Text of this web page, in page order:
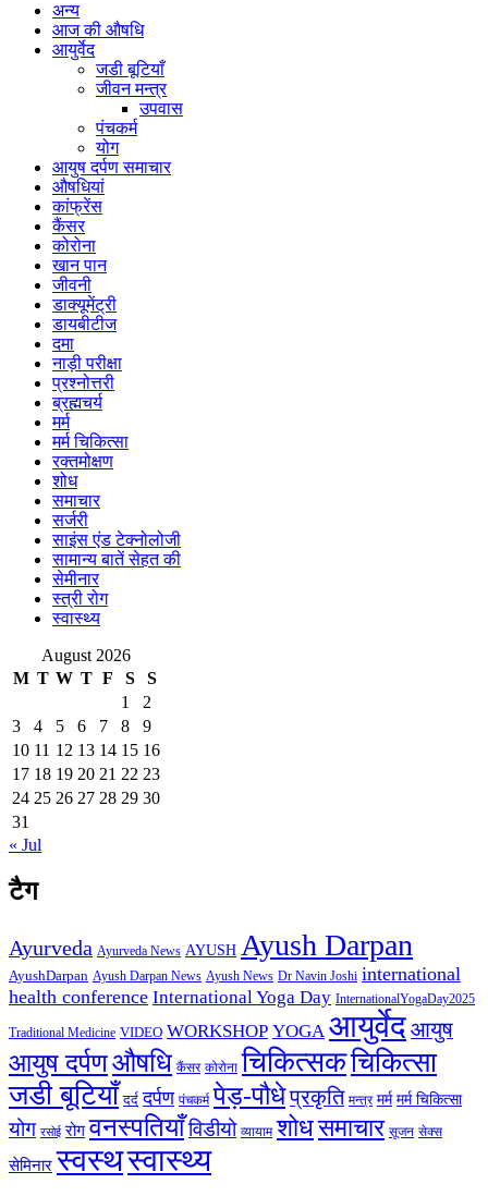
अन्य
आज की औषधि
आयुर्वेद
जडी बूटियाँ
जीवन मन्त्र
उपवास
पंचकर्म
योग
आयुष दर्पण समाचार
औषधियां
कांफ्रेंस
कैंसर
कोरोना
खान पान
जीवनी
डाक्यूमेंट्री
डायबीटीज
दमा
नाड़ी परीक्षा
प्रश्नोत्तरी
ब्रह्मचर्य
मर्म
मर्म चिकित्सा
रक्तमोक्षण
शोध
समाचार
सर्जरी
साइंस एंड टेक्नोलोजी
सामान्य बातें सेहत की
सेमीनार
स्त्री रोग
स्वास्थ्य
August 2026
M T W T F S
S
1
2
3
4 5 6 7 8
9
10 11 12 13 14 15 16
17 18 19 20 21 22 23
24 25 26 27 28 29 30
31
« Jul
टैग
Ayurveda Ayurveda News AYUSH Ayush Darpan
AyushDarpan Ayush Darpan News Ayush News Dr Navin Joshi international
health conference International Yoga Day InternationalYogaDay2025
Traditional Medicine VIDEO WORKSHOP YOGA आयुर्वेदआयुष
आयुष दर्पणऔषधि कैंसर कोरोना चिकित्सकचिकित्सा
जडी बूटियाँ दर्द दर्पण पंचकर्म पेड़-पौधेप्रकृति मन्त्र मर्म मर्म चिकित्सा
योग रसोई रोग वनस्पतियाँविडीयो व्यायाम शोधसमाचार सूजन सेक्स
सेमिनार स्वस्थस्वास्थ्य